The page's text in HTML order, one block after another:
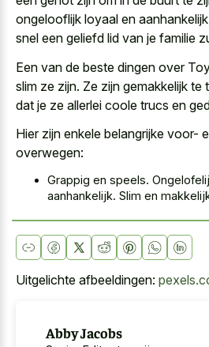
ongelooflijk loyaal en
snel een geliefd lid van je familie
Een van de beste dingen over
slim ze zijn. Ze zijn gemakkelijk
dat je ze allerlei coole trucs en
Hier zijn enkele belangrijke voor-
overwegen:
Grappig en speels.
aanhankelijk. Slim en
Uitgelichte afbeeldingen:
Abby Jacobs